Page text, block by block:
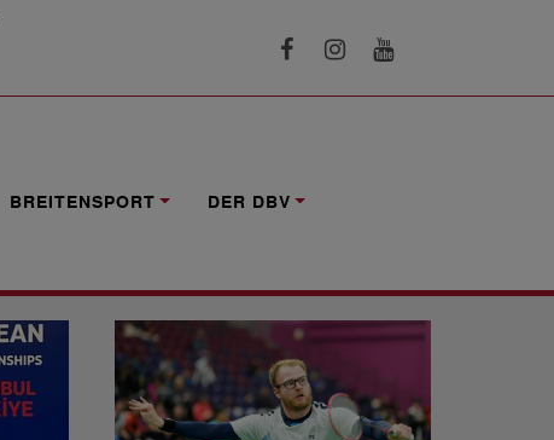
BREITENSPORT DER DBV